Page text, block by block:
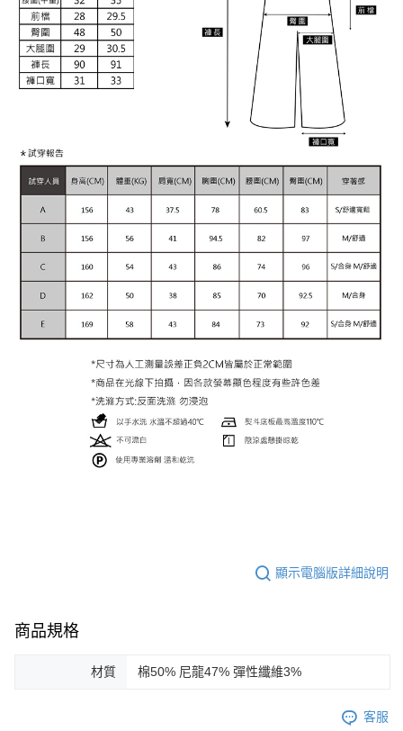
顯示電腦版詳細說明
商品規格
材質 棉50% 尼龍47% 彈性纖維3%
客服